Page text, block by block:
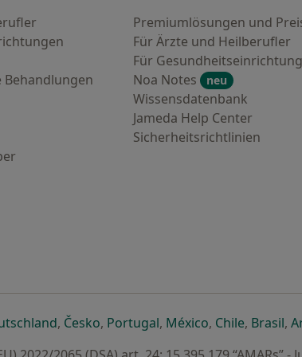
Premiumlösungen und
Für Ärzte und Heilberufler
Für
Noa Notes
neu
Wissensdatenbank
Jameda Help Center
Sicherheitsrichtlinien
Registerkarte
neuen Registerkarte
in einer neuen Registerkarte
öffnet in einer neuen Registerkarte
, Českoöffnet in einer neuen
, Portugalöffnet in einer neuen
, Méxicoöffnet in einer
, Chileöffnet in
, Brasil,